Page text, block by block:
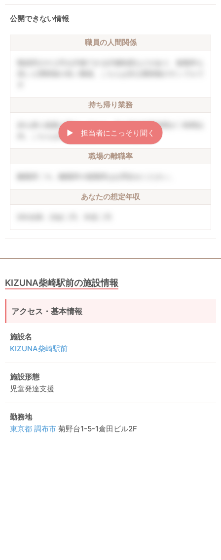
公開できない情報
職員の人間関係
持ち帰り業務
持ち帰り残業は禁止しており、月の平均残業時間が〇時間以
内。こちらは非公開情報のサンプルです
職場の離職率
あなたの想定年収
▶︎ 担当者にこっそり聞く
KIZUNA柴崎駅前の施設情報
アクセス・基本情報
施設名
KIZUNA柴崎駅前
施設形態
児童発達支援
勤務地
東京都 調布市 菊野台1-5-1倉田ビル2F